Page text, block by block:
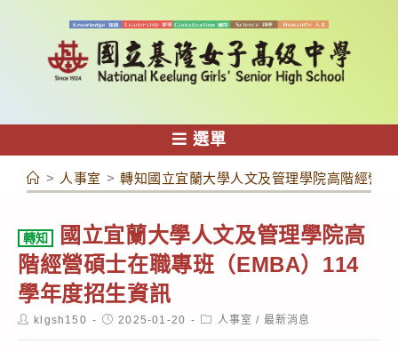
容
選單
> 人事室 > 轉知國立宜蘭大學人文及管理學院高階經營
轉知
國立宜蘭大學人文及管理學院高
階經營碩士在職專班（EMBA）114
學年度招生資訊
Postklgsh150
Post2025-01-20
Post人事室 / 最新消息